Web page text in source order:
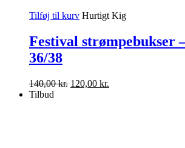
Tilføj til kurv Hurtigt Kig
Festival strømpebukser
36/38
140,00kr. Den
120,00 kr.
Tilbud